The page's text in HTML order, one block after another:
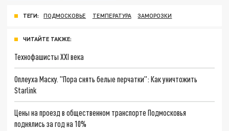
ТЕГИ: ПОДМОСКОВЬЕ ТЕМПЕРАТУРА ЗАМОРОЗКИ
ЧИТАЙТЕ ТАКЖЕ:
Технофашисты XXI века
Оплеуха Маску. "Пора снять белые перчатки": Как уничтожить
Starlink
Цены на проезд в общественном транспорте Подмосковья
поднялись за год на 10%